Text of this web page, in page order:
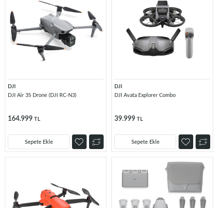
DJI
DJI Air 3S Drone (DJI RC-N3)
164.999 TL
Sepete Ekle
DJI
DJI Avata Explorer Combo
39.999 TL
Sepete Ekle